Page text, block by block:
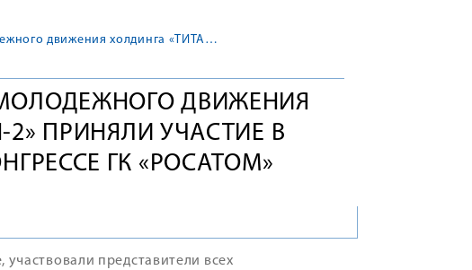
Представители молодежного движения холдинга «ТИТАН-2» приняли участие в молодёжном конгрессе ГК «Росатом»
ДВИЖЕНИЯ
2» ПРИНЯЛИ УЧАСТИЕ В
ГК «РОСАТОМ»
представители всех